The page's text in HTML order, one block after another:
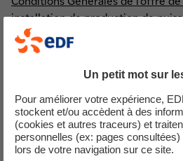
installation de production de
égale à 36 kVA
Contrat de raccordement d'accès
Réalisation sous mandat des
Modèle de mandat de
raccordement d’un ou plusieurs
Installations
Un petit mot sur
Pour améliorer votre expérience,
stockent et/ou accèdent à des
(cookies et autres traceurs) et
personnelles (ex: pages
lors de votre navigation sur ce site.